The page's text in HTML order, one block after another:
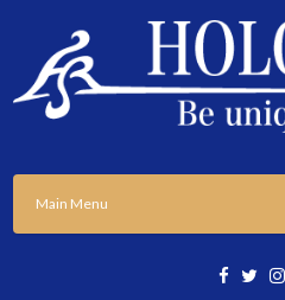
content
HOLO BELL BLOGS
Main Menu